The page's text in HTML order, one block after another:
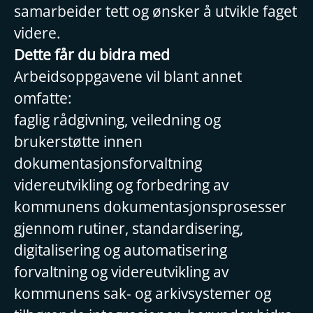
samarbeider tett og ønsker å utvikle faget
videre.
Dette får du bidra med
Arbeidsoppgavene vil blant annet
omfatte:
faglig rådgivning, veiledning og
brukerstøtte innen
dokumentasjonsforvaltning
videreutvikling og forbedring av
kommunens dokumentasjonsprosesser
gjennom rutiner, standardisering,
digitalisering og automatisering
forvaltning og videreutvikling av
kommunens sak- og arkivsystemer og